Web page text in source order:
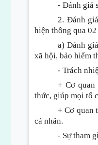
- Đánh giá
2. Đánh
hiện thông qua
a) Đánh
xã hội, bảo hiểm
- Trách
+ Cơ
thức, giúp mọi tổ
+ Cơ quan
cá nhân.
- Sự tham